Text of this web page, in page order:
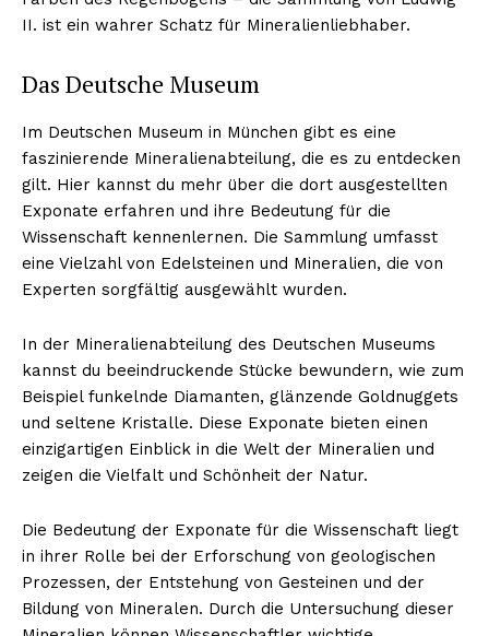
II. ist ein wahrer Schatz für Mineralienliebhaber.
Das Deutsche Museum
Im Deutschen Museum in München gibt es eine
faszinierende Mineralienabteilung, die es zu entdecken
gilt. Hier kannst du mehr über die dort ausgestellten
Exponate erfahren und ihre Bedeutung für die
Wissenschaft kennenlernen. Die Sammlung umfasst
eine Vielzahl von Edelsteinen und Mineralien, die von
Experten sorgfältig ausgewählt wurden.
In der Mineralienabteilung des Deutschen Museums
kannst du beeindruckende Stücke bewundern, wie zum
Beispiel funkelnde Diamanten, glänzende Goldnuggets
und seltene Kristalle. Diese Exponate bieten einen
einzigartigen Einblick in die Welt der Mineralien und
zeigen die Vielfalt und Schönheit der Natur.
Die Bedeutung der Exponate für die Wissenschaft liegt
in ihrer Rolle bei der Erforschung von geologischen
Prozessen, der Entstehung von Gesteinen und der
Bildung von Mineralen. Durch die Untersuchung dieser